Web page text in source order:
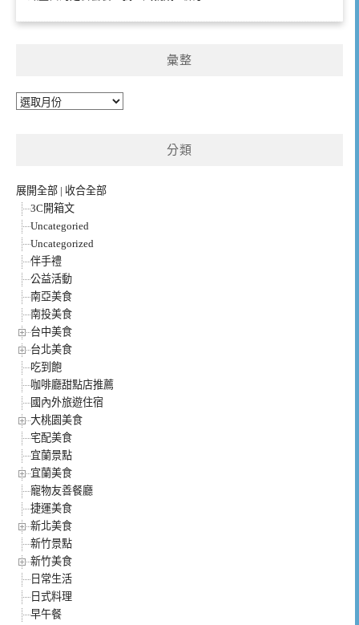
彙整
彙
分類
展開全部 | 收合全部
3C開箱文
Uncategoried
Uncategorized
伴手禮
公益活動
南亞美食
南投美食
台中美食
台北美食
吃到飽
咖啡廳甜點店推薦
國內外旅遊住宿
大桃園美食
宅配美食
宜蘭景點
宜蘭美食
寵物友善餐廳
捷運美食
新北美食
新竹景點
新竹美食
日常生活
日式料理
早午餐